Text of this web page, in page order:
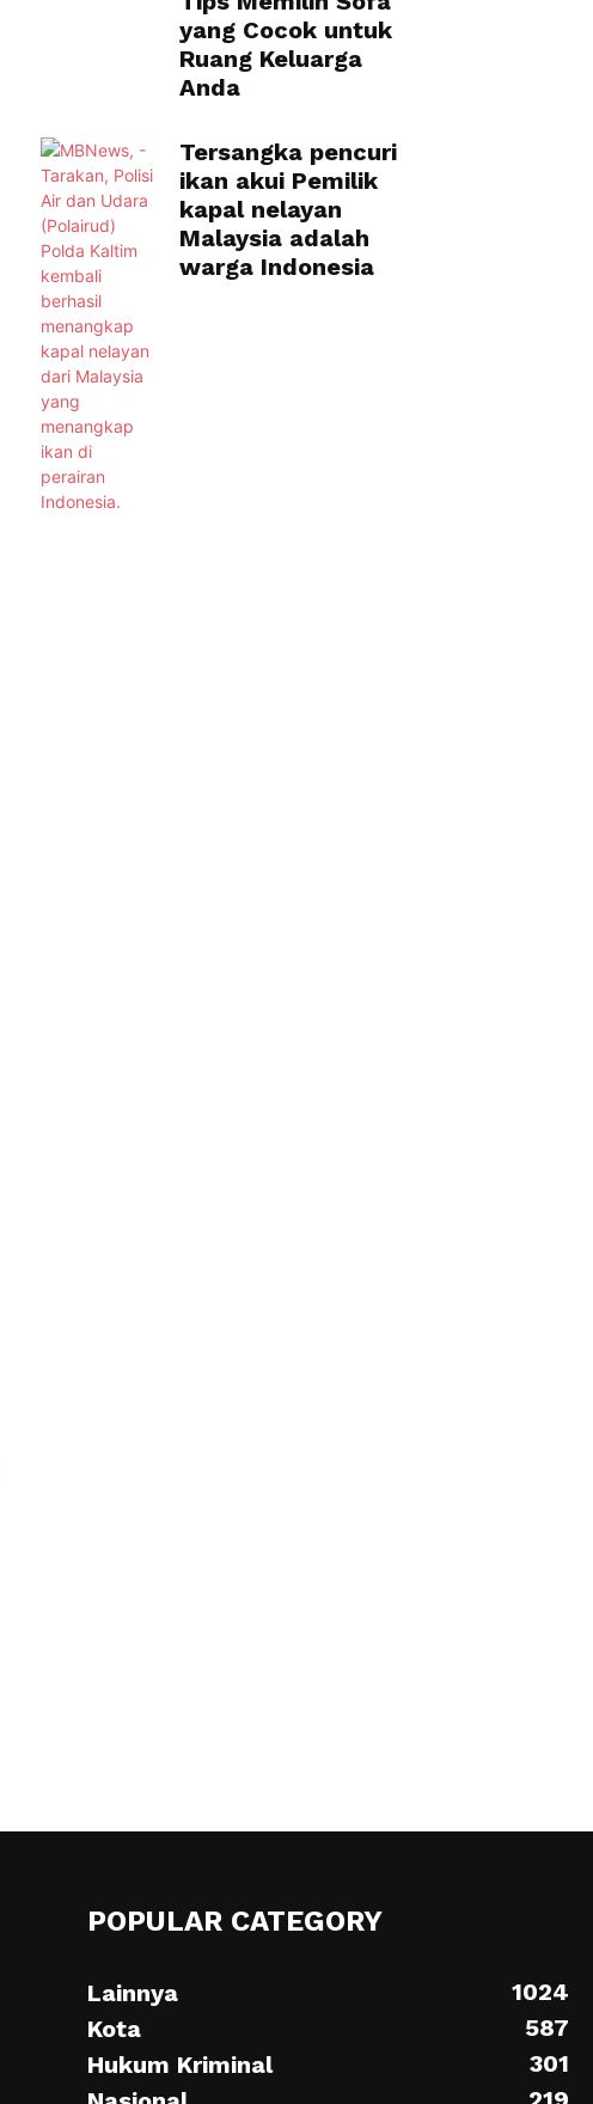
yang Cocok untuk
Ruang Keluarga
Anda
Tersangka pencuri
ikan akui Pemilik
kapal nelayan
Malaysia adalah
warga Indonesia
POPULAR CATEGORY
Lainnya
1024
Kota
587
Hukum Kriminal
301